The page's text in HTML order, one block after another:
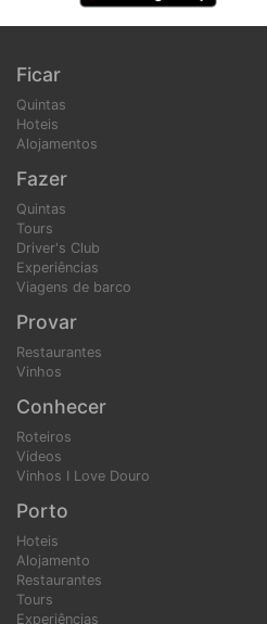
Ficar
Quintas
Hoteis
Alojamentos
Fazer
Quintas
Tours
Driver's Club
Experiências
Viagens de barco
Provar
Restaurantes
Vinhos
Conhecer
Roteiros
Videos
Vinhos I Love Douro
Porto
Hoteis
Alojamento
Restaurantes
Tours
Experiências